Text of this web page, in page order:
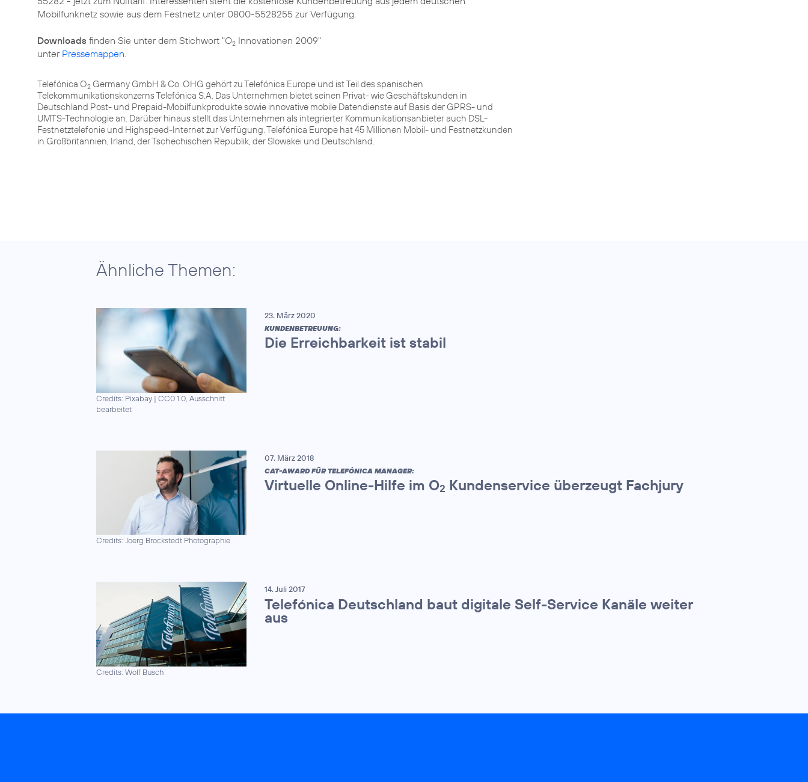
Mobilfunknetz sowie aus dem Festnetz unter 0800-5528255 zur Verfügung.
Downloads finden Sie unter dem Stichwort "O2 Innovationen 2009"
unter Pressemappen.
Telefónica O2 Germany GmbH & Co. OHG gehört zu Telefónica Europe und ist Teil des spanischen
Telekommunikationskonzerns Telefónica S.A. Das Unternehmen bietet seinen Privat- wie Geschäftskunden in
Deutschland Post- und Prepaid-Mobilfunkprodukte sowie innovative mobile Datendienste auf Basis der GPRS- und
UMTS-Technologie an. Darüber hinaus stellt das Unternehmen als integrierter Kommunikationsanbieter auch DSL-
Festnetztelefonie und Highspeed-Internet zur Verfügung. Telefónica Europe hat 45 Millionen Mobil- und Festnetzkunden
in Großbritannien, Irland, der Tschechischen Republik, der Slowakei und Deutschland.
Ähnliche Themen:
Credits: Pixabay | CC0 1.0, Ausschnitt
bearbeitet
23. März 2020
KUNDENBETREUUNG:
Die Erreichbarkeit ist stabil
Credits: Joerg Brockstedt Photographie
07. März 2018
CAT-AWARD FÜR TELEFÓNICA MANAGER:
Virtuelle Online-Hilfe im O2 Kundenservice überzeugt Fachjury
Credits: Wolf Busch
14. Juli 2017
Telefónica Deutschland baut digitale Self-Service Kanäle weiter
aus